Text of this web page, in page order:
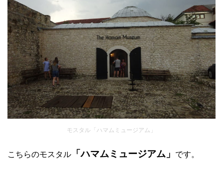
モスタル「ハマムミュージアム」
こちらのモスタル 「ハマムミュージアム」 です。